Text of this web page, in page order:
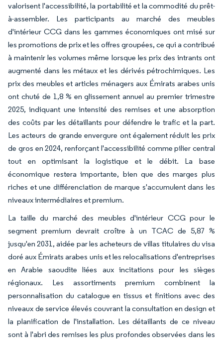
valorisent l'accessibilité, la portabilité et la commodité du prêt-
à-assembler. Les participants au marché des meubles
d'intérieur CCG dans les gammes économiques ont misé sur
les promotions de prix et les offres groupées, ce qui a contribué
à maintenir les volumes même lorsque les prix des intrants ont
augmenté dans les métaux et les dérivés pétrochimiques. Les
prix des meubles et articles ménagers aux Émirats arabes unis
ont chuté de 1,8 % en glissement annuel au premier trimestre
2025, indiquant une intensité des remises et une absorption
des coûts par les détaillants pour défendre le trafic et la part.
Les acteurs de grande envergure ont également réduit les prix
de gros en 2024, renforçant l'accessibilité comme pilier central
tout en optimisant la logistique et le débit. La base
économique restera importante, bien que des marges plus
riches et une différenciation de marque s'accumulent dans les
niveaux intermédiaires et premium.
La taille du marché des meubles d'intérieur CCG pour le
segment premium devrait croître à un TCAC de 5,87 %
jusqu'en 2031, aidée par les acheteurs de villas titulaires du visa
doré aux Émirats arabes unis et les relocalisations d'entreprises
en Arabie saoudite liées aux incitations pour les sièges
régionaux. Les assortiments premium combinent la
personnalisation du catalogue en tissus et finitions avec des
niveaux de service élevés couvrant la consultation en design et
la planification de l'installation. Les détaillants de ce niveau
sont à l'abri des remises les plus profondes observées dans les